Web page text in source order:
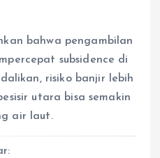
bahwa pengambilan
subsidence di
risiko banjir lebih
utara bisa semakin
air laut.